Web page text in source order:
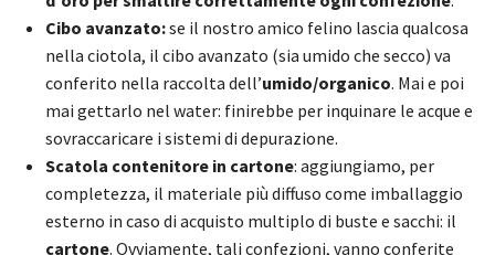
Cibo avanzato:se il nostro amico felino lascia qualcosa
nella ciotola, il cibo avanzato (sia umido che secco) va
conferito nella raccolta dell’umido/organico. Mai e poi
mai gettarlo nel water: finirebbe per inquinare le acque e
sovraccaricare i sistemi di depurazione.
Scatola contenitore in cartone: aggiungiamo, per
completezza, il materiale più diffuso come imballaggio
esterno in caso di acquisto multiplo di buste e sacchi: il
cartone. Ovviamente, tali confezioni, vanno conferite